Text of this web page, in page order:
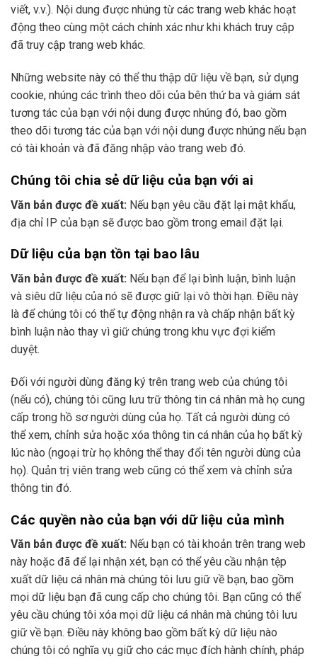
viết, v.v.). Nội dung được nhúng từ các trang web khác hoạt
động theo cùng một cách chính xác như khi khách truy cập
đã truy cập trang web khác.
Những website này có thể thu thập dữ liệu về bạn, sử dụng
cookie, nhúng các trình theo dõi của bên thứ ba và giám sát
tương tác của bạn với nội dung được nhúng đó, bao gồm
theo dõi tương tác của bạn với nội dung được nhúng nếu bạn
có tài khoản và đã đăng nhập vào trang web đó.
Chúng tôi chia sẻ dữ liệu của bạn với ai
Văn bản được đề xuất: Nếu bạn yêu cầu đặt lại mật khẩu,
địa chỉ IP của bạn sẽ được bao gồm trong email đặt lại.
Dữ liệu của bạn tồn tại bao lâu
Văn bản được đề xuất: Nếu bạn để lại bình luận, bình luận
và siêu dữ liệu của nó sẽ được giữ lại vô thời hạn. Điều này
là để chúng tôi có thể tự động nhận ra và chấp nhận bất kỳ
bình luận nào thay vì giữ chúng trong khu vực đợi kiểm
duyệt.
Đối với người dùng đăng ký trên trang web của chúng tôi
(nếu có), chúng tôi cũng lưu trữ thông tin cá nhân mà họ cung
cấp trong hồ sơ người dùng của họ. Tất cả người dùng có
thể xem, chỉnh sửa hoặc xóa thông tin cá nhân của họ bất kỳ
lúc nào (ngoại trừ họ không thể thay đổi tên người dùng của
họ). Quản trị viên trang web cũng có thể xem và chỉnh sửa
thông tin đó.
Các quyền nào của bạn với dữ liệu của mình
Văn bản được đề xuất: Nếu bạn có tài khoản trên trang web
này hoặc đã để lại nhận xét, bạn có thể yêu cầu nhận tệp
xuất dữ liệu cá nhân mà chúng tôi lưu giữ về bạn, bao gồm
mọi dữ liệu bạn đã cung cấp cho chúng tôi. Bạn cũng có thể
yêu cầu chúng tôi xóa mọi dữ liệu cá nhân mà chúng tôi lưu
giữ về bạn. Điều này không bao gồm bất kỳ dữ liệu nào
chúng tôi có nghĩa vụ giữ cho các mục đích hành chính, pháp